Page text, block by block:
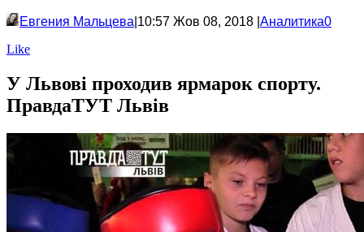
Евгения Мальцева 10:57 Жов 08, 2018 | Аналитика0
Like
У Львові проходив ярмарок спорту.
ПравдаТУТ Львів